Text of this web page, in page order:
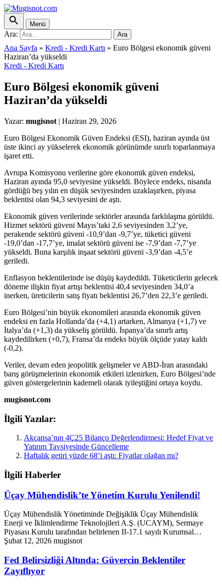
Menü
Ara: Ara
Ana Sayfa » Kredi - Kredi Kartı » Euro Bölgesi ekonomik güveni
Haziran’da yükseldi
Kredi - Kredi Kartı
Euro Bölgesi ekonomik güveni
Haziran’da yükseldi
Yazar: mugisnot | Haziran 29, 2026
Euro Bölgesi Ekonomik Güven Endeksi (ESI), haziran ayında üst
üste ikinci ay yükselerek ekonomik görünümde sınırlı toparlanmaya
işaret etti.
Avrupa Komisyonu verilerine göre ekonomik güven endeksi,
Haziran ayında 95,0 seviyesine yükseldi. Böylece endeks, nisanda
gördüğü beş yılın en düşük seviyesinden uzaklaşırken, piyasa
beklentisi olan 94,3 seviyesini de aştı.
Ekonomik güven verilerinde sektörler arasında farklılaşma görüldü.
Hizmet sektörü güveni Mayıs’taki 2,6 seviyesinden 3,2’ye,
perakende sektörü güveni -10,9’dan -9,7’ye, tüketici güveni
-19,0’dan -17,7’ye, imalat sektörü güveni ise -7,9’dan -7,7’ye
yükseldi. Buna karşılık inşaat sektörü güveni -3,9’dan -4,5’e
geriledi.
Enflasyon beklentilerinde ise düşüş kaydedildi. Tüketicilerin gelecek
döneme ilişkin fiyat artışı beklentisi 40,4 seviyesinden 34,0’a
inerken, üreticilerin satış fiyatı beklentisi 26,7’den 22,3’e geriledi.
Euro Bölgesi’nin büyük ekonomileri arasında ekonomik güven
endeksi en fazla Hollanda’da (+4,1) artarken, Almanya (+1,7) ve
İtalya’da (+1,3) da yükseliş görüldü. İspanya’da sınırlı artış
kaydedilirken (+0,7), Fransa’da endeks büyük ölçüde yatay kaldı
(-0,2).
Veriler, devam eden jeopolitik gelişmeler ve ABD-İran arasındaki
barış görüşmelerinin ekonomik etkileri izlenirken, Euro Bölgesi’nde
güven göstergelerinin kademeli olarak iyileştiğini ortaya koydu.
mugisnot.com
İlgili Yazılar:
Akçansa’nın 4Ç25 Bilanço Değerlendirmesi: Hedef Fiyat ve
Yatırım Tavsiyesinde Güncelleme
Haftalık getiri yüzde 68’i aştı: Fiyatlar olağan mı?
İlgili Haberler
Üçay Mühendislik’te Yönetim Kurulu Yenilendi!
Üçay Mühendislik Yönetiminde Değişiklik Üçay Mühendislik
Enerji ve İklimlendirme Teknolojileri A.Ş. (UCAYM), Sermaye
Piyasası Kurulu tarafından belirlenen II-17.1 sayılı Kurumsal…
Şubat 12, 2026 mugisnot
Fed Belirsizliği Altında: Güvercin Beklentiler
Zayıflıyor